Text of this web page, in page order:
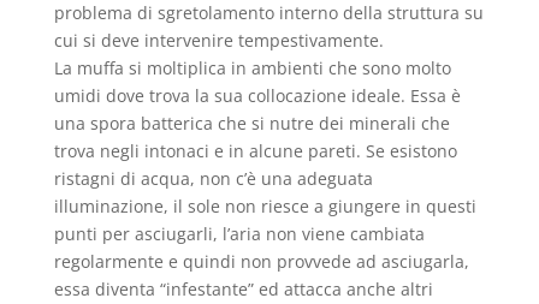
problema di sgretolamento interno della struttura su
cui si deve intervenire tempestivamente.
La muffa si moltiplica in ambienti che sono molto
umidi dove trova la sua collocazione ideale. Essa è
una spora batterica che si nutre dei minerali che
trova negli intonaci e in alcune pareti. Se esistono
ristagni di acqua, non c’è una adeguata
illuminazione, il sole non riesce a giungere in questi
punti per asciugarli, l’aria non viene cambiata
regolarmente e quindi non provvede ad asciugarla,
essa diventa “infestante” ed attacca anche altri